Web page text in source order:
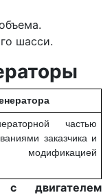
шасси.
частью
заказчика и
двигателем